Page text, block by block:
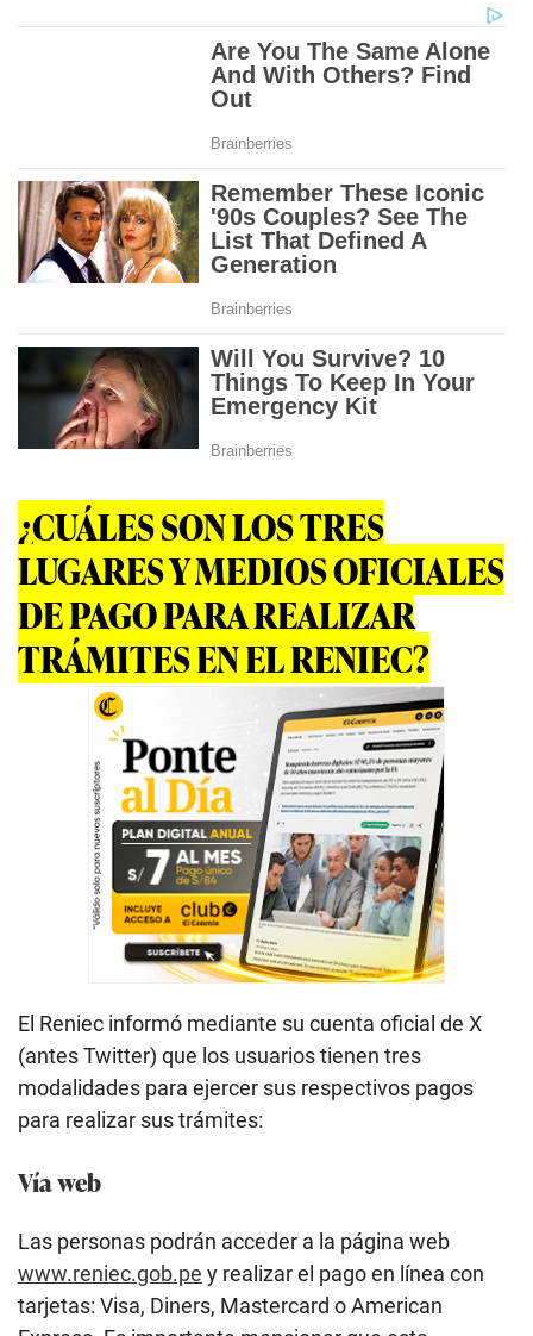
¿CUÁLES SON LOS TRES
LUGARES Y MEDIOS OFICIALES
DE PAGO PARA REALIZAR
TRÁMITES EN EL RENIEC?
El Reniec informó mediante su cuenta oficial de X
(antes Twitter) que los usuarios tienen tres
modalidades para ejercer sus respectivos pagos
para realizar sus trámites:
Vía web
Las personas podrán acceder a la página web
www.reniec.gob.pe y realizar el pago en línea con
tarjetas: Visa, Diners, Mastercard o American